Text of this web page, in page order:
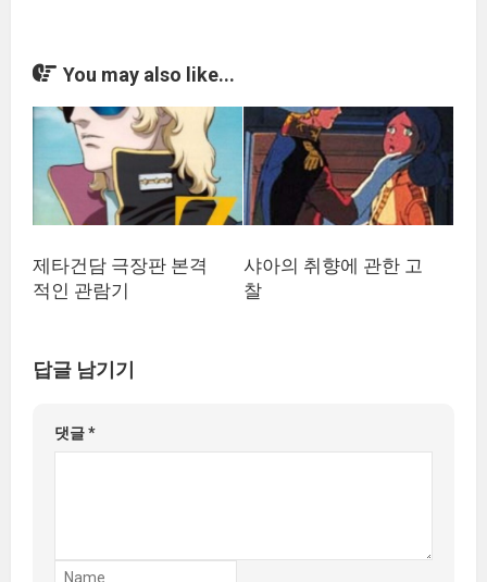
You may also like...
제타건담 극장판 본격
적인 관람기
샤아의 취향에 관한 고
찰
답글 남기기
댓글*